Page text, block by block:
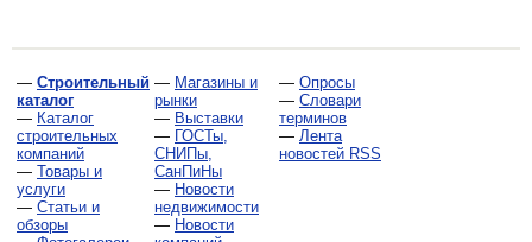
— Строительный
каталог
— Каталог
строительных
компаний
— Товары и
услуги
— Статьи и
обзоры
— Магазины и
рынки
— Выставки
— ГОСТы,
СНИПы,
СанПиНы
— Новости
недвижимости
— Новости
— Опросы
— Словари
терминов
— Лента
новостей RSS